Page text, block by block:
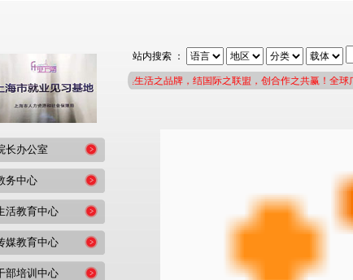
站内搜索 ：
集生活之品牌，结国际之联盟，创合作之共赢！全球广
长办公室
务中心
活教育中心
媒教育中心
部培训中心